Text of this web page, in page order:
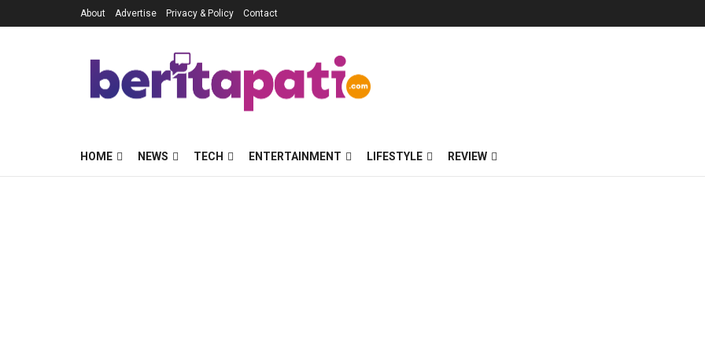
About Advertise Privacy & Policy Contact
HOME NEWS TECH ENTERTAINMENT LIFESTYLE REVIEW